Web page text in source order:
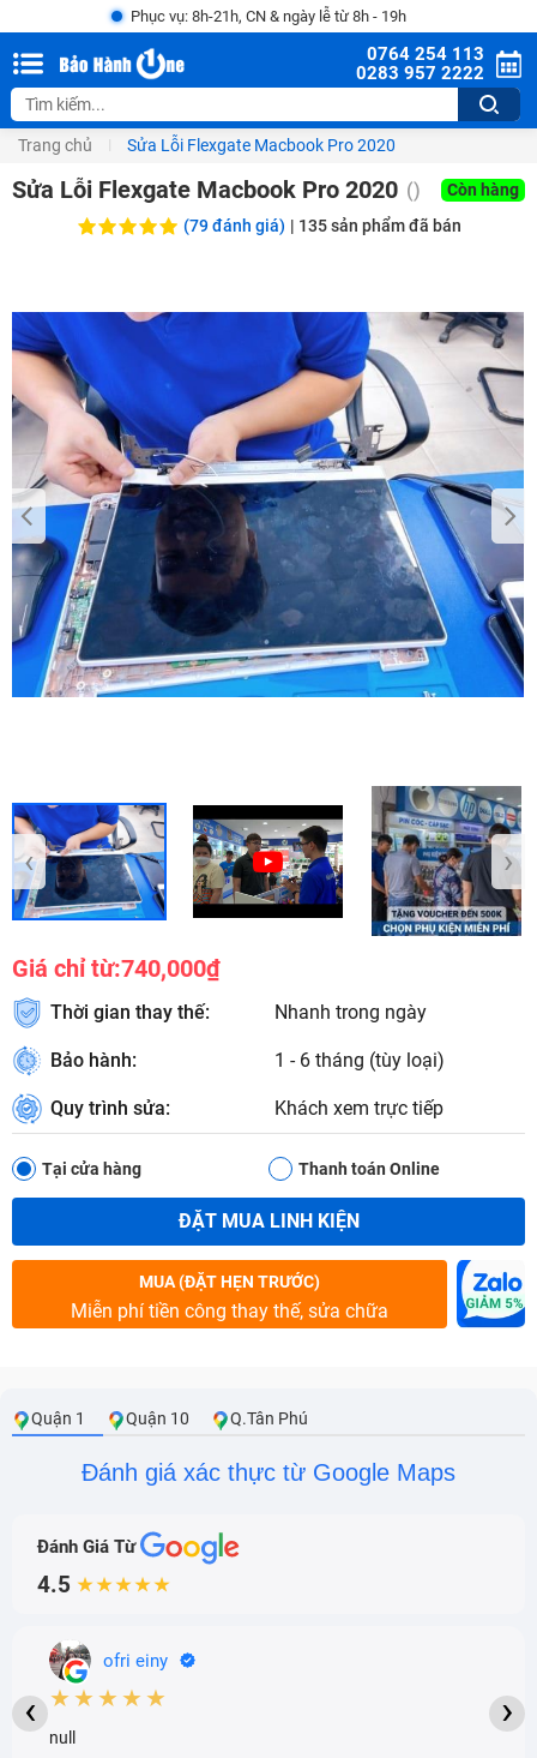
Phục vụ: 8h-21h, CN & ngày lễ từ 8h - 19h
0764 254 113
0283 957 2222
Trang chủ Sửa Lỗi Flexgate Macbook Pro 2020
Sửa Lỗi Flexgate Macbook Pro 2020 ()
Còn hàng
(79 đánh giá) | 135sản phẩm đã bán
‹ ›
Giá chỉ từ:740,000₫
Thời gian thay thế: Nhanh trong ngày
Bảo hành: 1 - 6 tháng (tùy loại)
Quy trình sửa: Khách xem trực tiếp
Tại cửa hàng Thanh toán Online
ĐẶT MUA LINH KIỆN
MUA (ĐẶT HẸN TRƯỚC)
Miễn phí tiền công thay thế, sửa chữa
Quận 1 Quận 10 Q.Tân Phú
Đánh giá xác thực từ Google Maps
Đánh Giá Từ
4.5 ★★★★★
ofri einy
★★★★★
null
‹ ›